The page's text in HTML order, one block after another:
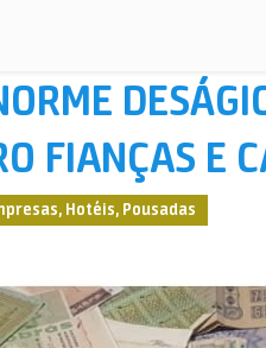
FIANÇAS E
Hotéis, Pousadas